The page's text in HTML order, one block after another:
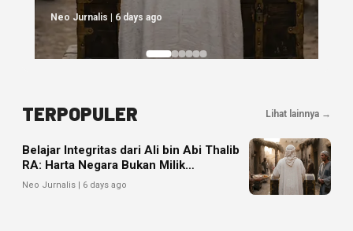
Neo Jurnalis | 6 days ago
TERPOPULER Lihat lainnya →
Belajar Integritas dari Ali bin Abi Thalib
RA: Harta Negara Bukan Milik
Penguasa
Neo Jurnalis | 6 days ago